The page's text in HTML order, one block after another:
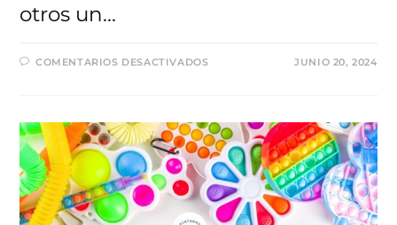
otros un…
COMENTARIOS DESACTIVADOSEN
TEA
JUNIO 20, 2024